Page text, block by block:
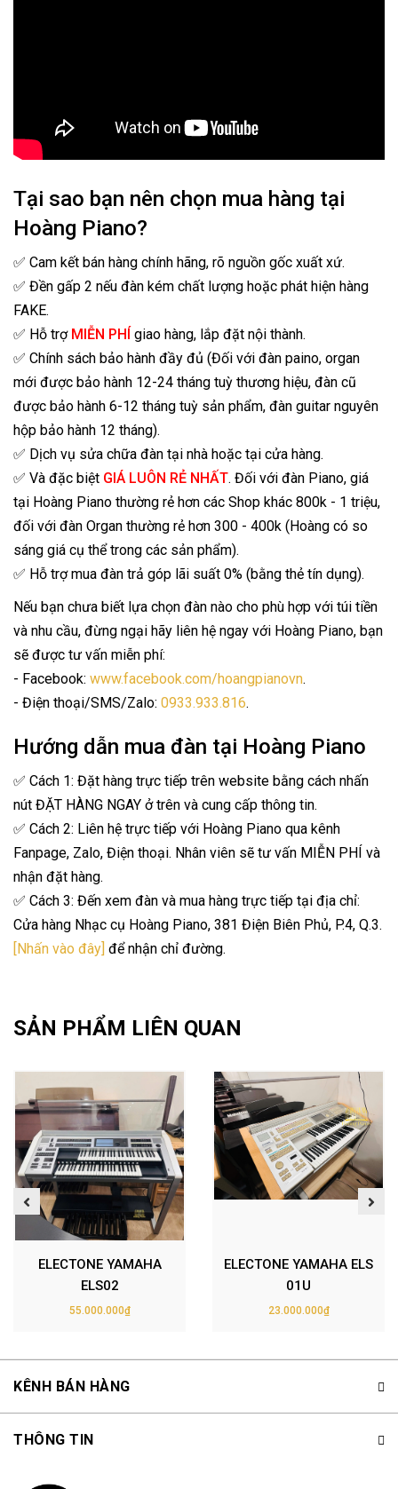
Tại sao bạn nên chọn mua hàng tại
Hoàng Piano?
✅ Cam kết bán hàng chính hãng, rõ nguồn gốc xuất xứ.
✅ Đền gấp 2 nếu đàn kém chất lượng hoặc phát hiện hàng
FAKE.
✅ Hỗ trợ MIỄN PHÍ giao hàng, lắp đặt nội thành.
✅ Chính sách bảo hành đầy đủ (Đối với đàn paino, organ
mới được bảo hành 12-24 tháng tuỳ thương hiệu, đàn cũ
được bảo hành 6-12 tháng tuỳ sản phẩm, đàn guitar nguyên
hộp bảo hành 12 tháng).
✅ Dịch vụ sửa chữa đàn tại nhà hoặc tại cửa hàng.
✅ Và đặc biệt GIÁ LUÔN RẺ NHẤT. Đối với đàn Piano, giá
tại Hoàng Piano thường rẻ hơn các Shop khác 800k - 1 triệu,
đối với đàn Organ thường rẻ hơn 300 - 400k (Hoàng có so
sáng giá cụ thể trong các sản phẩm).
✅ Hỗ trợ mua đàn trả góp lãi suất 0% (bằng thẻ tín dụng).
Nếu bạn chưa biết lựa chọn đàn nào cho phù hợp với túi tiền
và nhu cầu, đừng ngại hãy liên hệ ngay với Hoàng Piano, bạn
sẽ được tư vấn miễn phí:
- Facebook: www.facebook.com/hoangpianovn.
- Điện thoại/SMS/Zalo: 0933.933.816.
Hướng dẫn mua đàn tại Hoàng Piano
✅ Cách 1: Đặt hàng trực tiếp trên website bằng cách nhấn
nút ĐẶT HÀNG NGAY ở trên và cung cấp thông tin.
✅ Cách 2: Liên hệ trực tiếp với Hoàng Piano qua kênh
Fanpage, Zalo, Điện thoại. Nhân viên sẽ tư vấn MIỄN PHÍ và
nhận đặt hàng.
✅ Cách 3: Đến xem đàn và mua hàng trực tiếp tại địa chỉ:
Cửa hàng Nhạc cụ Hoàng Piano, 381 Điện Biên Phủ, P.4, Q.3.
[Nhấn vào đây] để nhận chỉ đường.
SẢN PHẨM LIÊN QUAN
ELECTONE YAMAHA
ELS02
55.000.000₫
ELECTONE YAMAHA ELS
01U
23.000.000₫
KÊNH BÁN HÀNG
THÔNG TIN